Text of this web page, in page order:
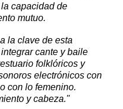
capacidad de
mutuo.
la clave de esta
cante y baile
folklóricos y
electrónicos con
con lo femenino.
y cabeza."